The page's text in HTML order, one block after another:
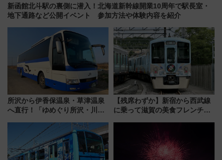
新函館北斗駅の裏側に潜入！北海道新幹線開業10周年で駅長室・
地下通路など公開イベント 参加方法や体験内容を紹介
所沢から伊香保温泉・草津温泉
へ直行！「ゆめぐり所沢・川越
軽に 運行ダイヤ・運賃を解説
【残席わずか】新宿から西武線
に乗って滋賀の美食フレンチを
「52席の至福」で味わう近江牛
や伝統文化の特別コラボ